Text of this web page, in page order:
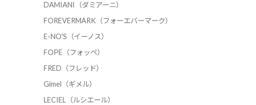
DAMIANI（ダミアーニ）
FOREVERMARK（フォーエバーマーク）
E-NO'S（イーノス）
FOPE（フォッペ）
FRED（フレッド）
Gimel（ギメル）
LECIEL（ルシエール）